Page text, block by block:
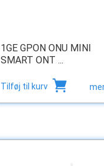
1GE GPON ONU MINI
SMART ONT ...
Tilføj til kurv